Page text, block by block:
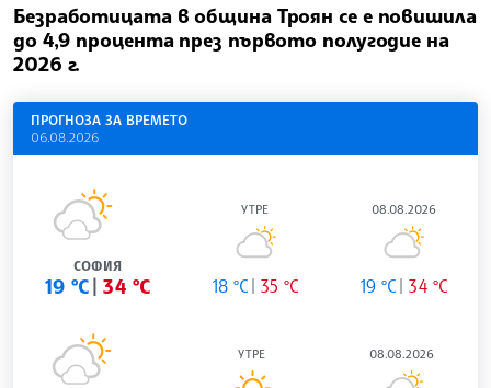
Безработицата в община Троян се е повишила
до 4,9 процента през първото полугодие на
2026 г.
ПРОГНОЗА ЗА ВРЕМЕТО
06.08.2026
СОФИЯ
19 °C 34 °C
УТРЕ
18 °C 35 °C
08.08.2026
19 °C 34 °C
УТРЕ 08.08.2026